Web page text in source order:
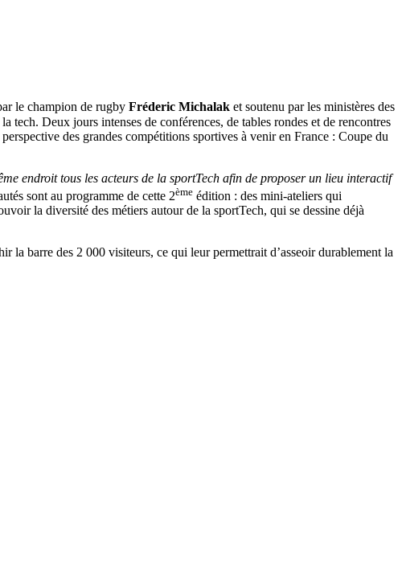
le champion de rugby Fréderic Michalak et soutenu par les ministères des
tech. Deux jours intenses de conférences, de tables rondes et de rencontres
des grandes compétitions sportives à venir en France : Coupe du
endroit tous les acteurs de la sportTech afin de proposer un lieu interactif
sont au programme de cette 2ème édition : des mini-ateliers qui
la diversité des métiers autour de la sportTech, qui se dessine déjà
la barre des 2 000 visiteurs, ce qui leur permettrait d’asseoir durablement la